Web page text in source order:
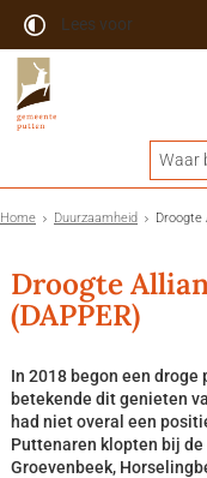
Lees voor
Home Duurzaamheid Droogte
Droogte
(DAPPER)
In 2018 begon een droge
betekende dit genieten
had niet overal een
Puttenaren klopten bij
Groevenbeek,